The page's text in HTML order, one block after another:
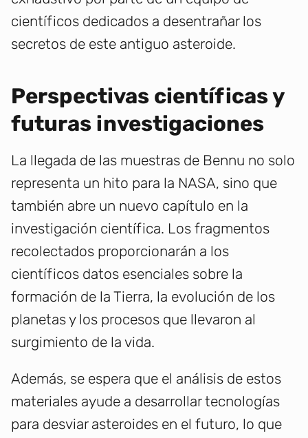
científicos dedicados a desentrañar los
secretos de este antiguo asteroide.
Perspectivas científicas y
futuras investigaciones
La llegada de las muestras de Bennu no solo
representa un hito para la NASA, sino que
también abre un nuevo capítulo en la
investigación científica. Los fragmentos
recolectados proporcionarán a los
científicos datos esenciales sobre la
formación de la Tierra, la evolución de los
planetas y los procesos que llevaron al
surgimiento de la vida.
Además, se espera que el análisis de estos
materiales ayude a desarrollar tecnologías
para desviar asteroides en el futuro, lo que